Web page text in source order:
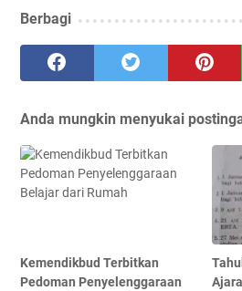
Berbagi
Anda mungkin menyukai
Kemendikbud Terbitkan
Pedoman Penyelenggaraan